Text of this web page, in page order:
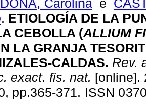
Carolina e
. ETIOLOGÍA DE LA
CEBOLLA (ALLIUM
LA GRANJA
CALDAS. Rev.
exact. fis. nat. [online].
pp.365-371. ISSN